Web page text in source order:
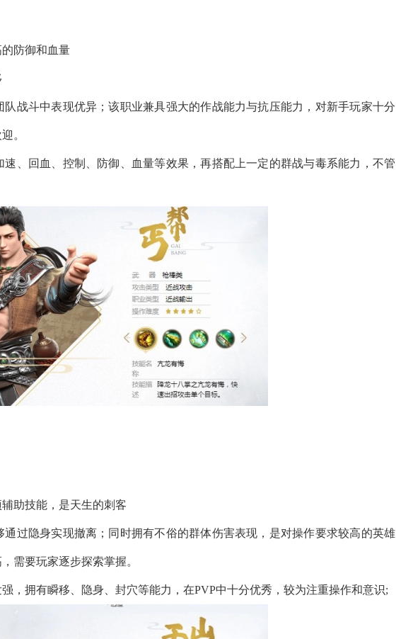
防御和血量
战斗中表现优异；该职业兼具强大的作战能力与抗压能力，对新手玩家十分
。
、回血、控制、防御、血量等效果，再搭配上一定的群战与毒系能力，不管
助技能，是天生的刺客
过隐身实现撤离；同时拥有不俗的群体伤害表现，是对操作要求较高的英雄
需要玩家逐步探索掌握。
，拥有瞬移、隐身、封穴等能力，在PVP中十分优秀，较为注重操作和意识;